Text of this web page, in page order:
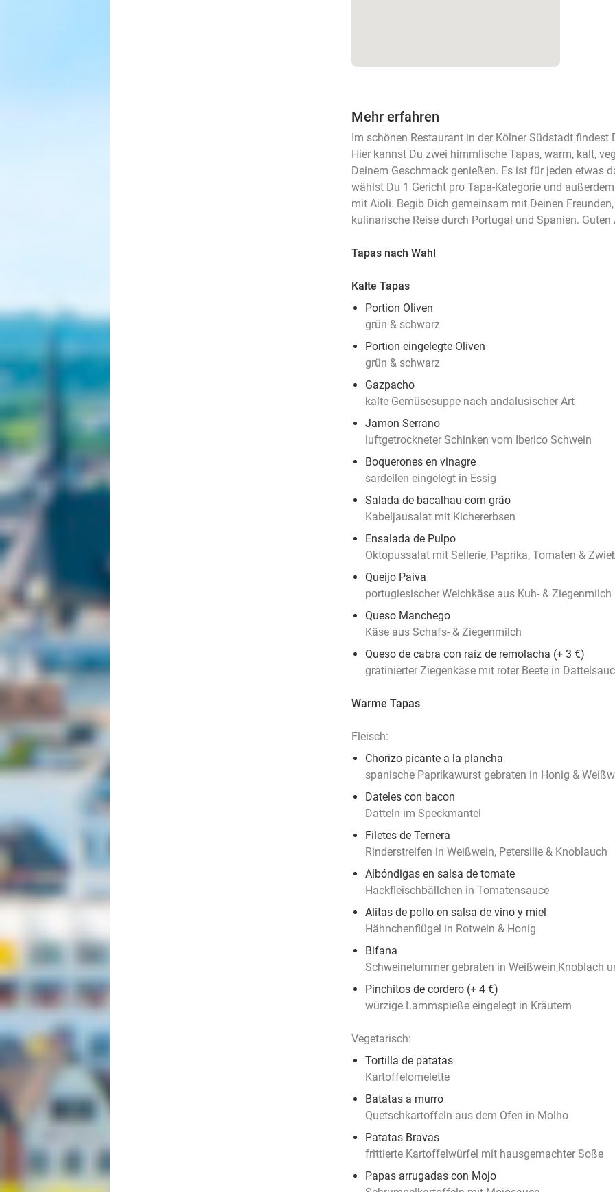
Mehr erfahren
Im schönen Restaurant in der Kölner Südstadt findest
Hier kannst Du zwei himmlische Tapas, warm, kalt,
Deinem Geschmack genießen. Es ist für jeden etwas
wählst Du 1 Gericht pro Tapa-Kategorie und
mit Aioli. Begib Dich gemeinsam mit Deinen
kulinarische Reise durch Portugal und Spanien. Guten
Tapas nach Wahl
Kalte Tapas
Portion Oliven
grün & schwarz
Portion eingelegte Oliven
grün & schwarz
Gazpacho
kalte Gemüsesuppe nach andalusischer Art
Jamon Serrano
luftgetrockneter Schinken vom Iberico Schwein
Boquerones en vinagre
sardellen eingelegt in Essig
Salada de bacalhau com grão
Kabeljausalat mit Kichererbsen
Ensalada de Pulpo
Oktopussalat mit Sellerie, Paprika, Tomaten &
Queijo Paiva
portugiesischer Weichkäse aus Kuh- & Ziegenmilch
Queso Manchego
Käse aus Schafs- & Ziegenmilch
Queso de cabra con raíz de remolacha (+ 3 €)
gratinierter Ziegenkäse mit roter Beete in
Warme Tapas
Fleisch:
Chorizo picante a la plancha
spanische Paprikawurst gebraten in Honig &
Dateles con bacon
Datteln im Speckmantel
Filetes de Ternera
Rinderstreifen in Weißwein, Petersilie & Knoblauch
Albóndigas en salsa de tomate
Hackfleischbällchen in Tomatensauce
Alitas de pollo en salsa de vino y miel
Hähnchenflügel in Rotwein & Honig
Bifana
Schweinelummer gebraten in Weißwein,Knoblach
Pinchitos de cordero (+ 4 €)
würzige Lammspieße eingelegt in Kräutern
Vegetarisch:
Tortilla de patatas
Kartoffelomelette
Batatas a murro
Quetschkartoffeln aus dem Ofen in Molho
Patatas Bravas
frittierte Kartoffelwürfel mit hausgemachter Soße
Papas arrugadas con Mojo